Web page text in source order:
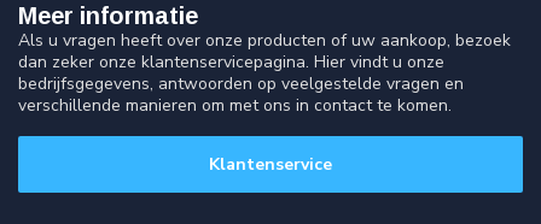
Meer informatie
Als u vragen heeft over onze producten of uw aankoop, bezoek
dan zeker onze klantenservicepagina. Hier vindt u onze
bedrijfsgegevens, antwoorden op veelgestelde vragen en
verschillende manieren om met ons in contact te komen.
Klantenservice